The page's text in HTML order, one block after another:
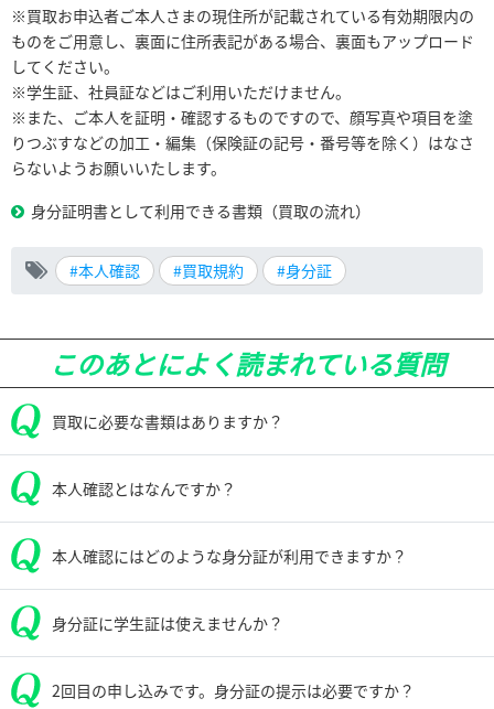
※買取お申込者ご本人さまの現住所が記載されている有効期限内の
ものをご用意し、裏面に住所表記がある場合、裏面もアップロード
してください。
※学生証、社員証などはご利用いただけません。
※また、ご本人を証明・確認するものですので、顔写真や項目を塗
りつぶすなどの加工・編集（保険証の記号・番号等を除く）はなさ
らないようお願いいたします。
身分証明書として利用できる書類（買取の流れ）
#本人確認 #買取規約 #身分証
このあとによく読まれている質問
買取に必要な書類はありますか？
本人確認とはなんですか？
本人確認にはどのような身分証が利用できますか？
身分証に学生証は使えませんか？
2回目の申し込みです。身分証の提示は必要ですか？